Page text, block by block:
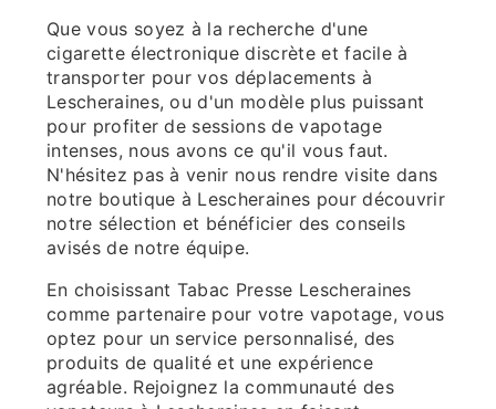
Que vous soyez à la recherche d'une
cigarette électronique discrète et facile à
transporter pour vos déplacements à
Lescheraines, ou d'un modèle plus puissant
pour profiter de sessions de vapotage
intenses, nous avons ce qu'il vous faut.
N'hésitez pas à venir nous rendre visite dans
notre boutique à Lescheraines pour découvrir
notre sélection et bénéficier des conseils
avisés de notre équipe.
En choisissant Tabac Presse Lescheraines
comme partenaire pour votre vapotage, vous
optez pour un service personnalisé, des
produits de qualité et une expérience
agréable. Rejoignez la communauté des